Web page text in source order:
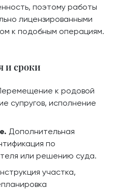
поэтому работы
лицензированными
к подобным операциям.
и сроки
к родовой
супругов, исполнение
Дополнительная
по
или решению суда.
участка,